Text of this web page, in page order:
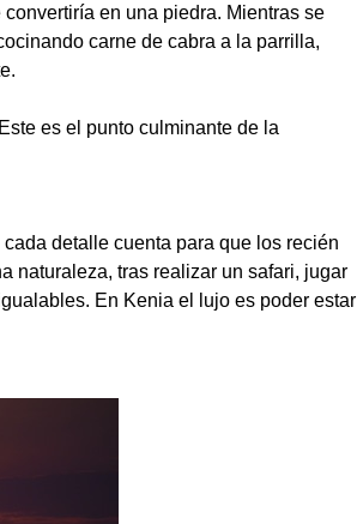
en una piedra. Mientras se
carne de cabra a la parrilla,
es el punto culminante de la
detalle cuenta para que los recién
naturaleza, tras realizar un safari, jugar
En Kenia el lujo es poder estar